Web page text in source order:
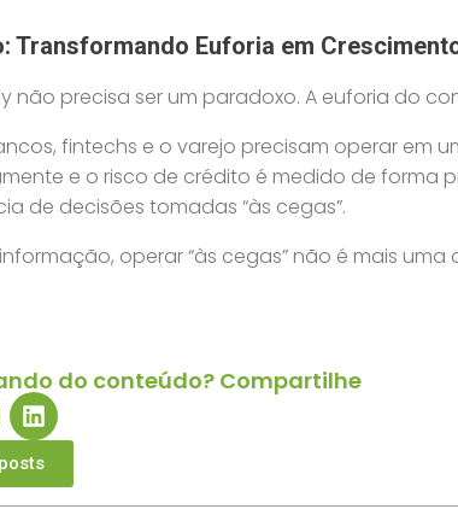
Transformando Euforia em
não precisa ser um paradoxo. A euforia do
fintechs e o varejo precisam operar
e o risco de crédito é medido de forma
de decisões tomadas “às cegas”.
operar “às cegas” não é mais uma
do conteúdo? Compartilhe